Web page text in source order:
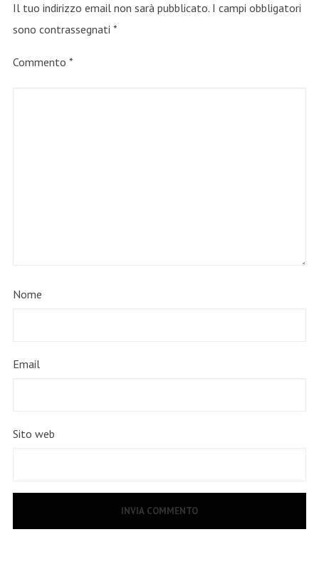
Il tuo indirizzo email non sarà pubblicato. I campi obbligatori
sono contrassegnati *
Commento *
Nome
Email
Sito web